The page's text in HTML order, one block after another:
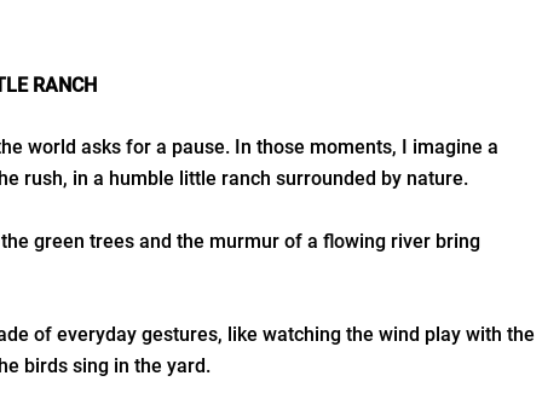
RANCH
world asks for a pause. In those moments, I imagine a
rush, in a humble little ranch surrounded by nature.
green trees and the murmur of a flowing river bring
of everyday gestures, like watching the wind play with the
birds sing in the yard.